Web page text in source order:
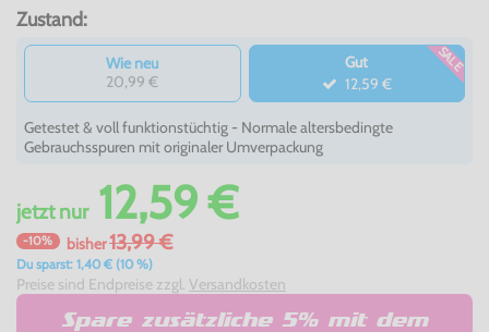
Zustand:
Wie neu
20,99 €
Gut
12,59 €
SALE
Getestet & voll funktionstüchtig - Normale altersbedingte
Gebrauchsspuren mit originaler Umverpackung
jetztnur12,59 €
-10% bisher13,99 €
Du sparst: 1,40 € (10 %)
Preise sind Endpreise zzgl. Versandkosten
Spare zusätzliche 5% mit dem